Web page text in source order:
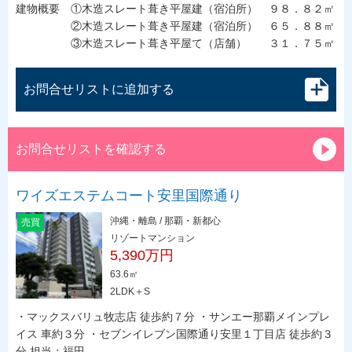
建物概要 ①木造スレート葺き平屋建（宿泊所） ９８．８２㎡
②木造スレート葺き平屋建（宿泊所） ６５．８８㎡
③木造スレート葺き平屋て（店舗） ３１．７５㎡
お問合せリストに追加する
お問合せリストを確認する
ワイズエステムコート安里国際通り
売買
沖縄・離島 / 那覇・新都心
リゾートマンション
5,390万円
63.6㎡
2LDK＋S
・マックスバリュ牧志店 徒歩約７分 ・サンエー那覇メインプレ
イス 車約３分 ・セブンイレブン国際通り安里１丁目店 徒歩約３